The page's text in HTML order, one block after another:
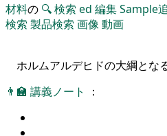
材料の 🔍検索 ed 編集Sample
検索 製品検索 画像動画
ホルムアルデヒドの大綱とな
👨‍🏫 講義ノート ：